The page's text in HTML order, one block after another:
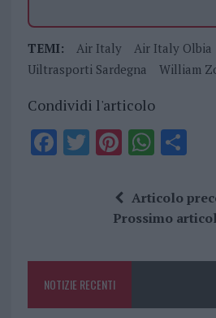
TEMI: Air Italy Air Italy Olbia
Uiltrasporti Sardegna
William
Condividi l'articolo
F
o
k
T Pi
te
re
W
at
s
p
S
a
re
Articolo
Prossimo
NOTIZIE RECENTI